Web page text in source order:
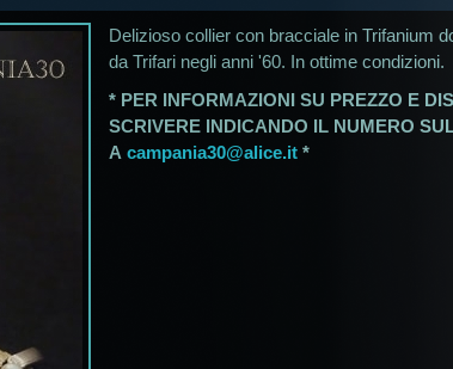
Delizioso collier con bracciale in Trifanium
da Trifari negli anni '60. In ottime condizioni.
* PER INFORMAZIONI SU PREZZO E
SCRIVERE INDICANDO IL NUMERO
A campania30@alice.it *